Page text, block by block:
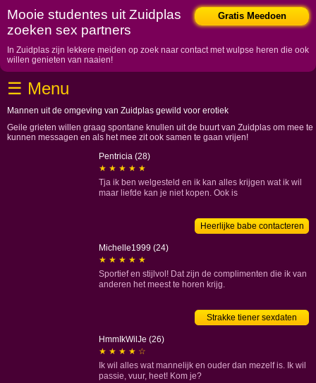
Gratis Meedoen
Mooie studentes uit Zuidplas
zoeken sex partners
In Zuidplas zijn lekkere meiden op zoek naar contact met wulpse heren die ook
willen genieten van naaien!
Home
Flevoland
Friesland
Gelderland
Groningen
Limburg
Noord-Brabant
Alphen aan den Rijn
Goeree-Overflakkee
☰ Menu
Mannen uit de omgeving van Zuidplas gewild voor erotiek
Geile grieten willen graag spontane knullen uit de buurt van Zuidplas om mee te
kunnen messagen en als het mee zit ook samen te gaan vrijen!
Pentricia (28)
★ ★ ★ ★ ★
Tja ik ben welgesteld en ik kan alles krijgen wat ik wil
maar liefde kan je niet kopen. Ook is
Heerlijke babe contacteren
Michelle1999 (24)
★ ★ ★ ★ ★
Sportief en stijlvol! Dat zijn de complimenten die ik van
anderen het meest te horen krijg.
Strakke tiener sexdaten
HmmIkWilJe (26)
★ ★ ★ ★ ☆
Ik wil alles wat mannelijk en ouder dan mezelf is. Ik wil
passie, vuur, heet! Kom je?